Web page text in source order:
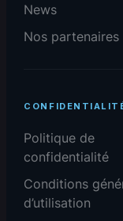
News
Nos partenaires
Politique de
confidentialité
Conditions
d’utilisation